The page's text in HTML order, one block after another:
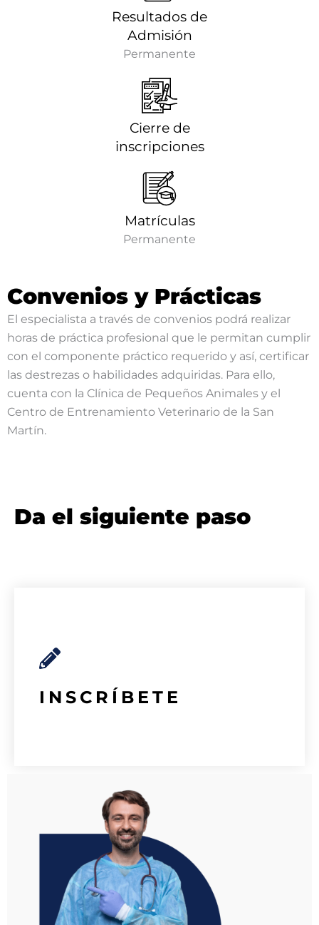
Resultados de
Admisión
Permanente
Cierre de
inscripciones
Matrículas
Permanente
Convenios y Prácticas
El especialista a través de convenios podrá realizar
horas de práctica profesional que le permitan cumplir
con el componente práctico requerido y así, certificar
las destrezas o habilidades adquiridas. Para ello,
cuenta con la Clínica de Pequeños Animales y el
Centro de Entrenamiento Veterinario de la San
Martín.
Da el siguiente paso
INSCRÍBETE
Inicia tu proceso de inscripción aquí
INSCRIPCIONES